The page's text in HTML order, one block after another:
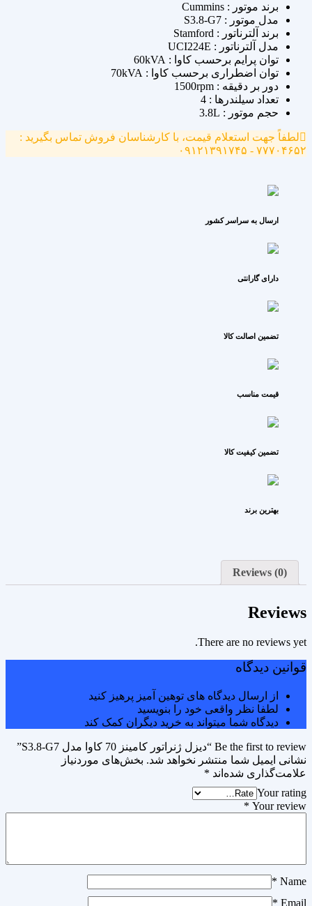
برند موتور : Cummins
مدل موتور : S3.8-G7
برند آلترناتور : Stamford
مدل آلترناتور : UCI224E
توان پرایم برحسب کاوا : 60kVA
توان اضطراری برحسب کاوا : 70kVA
دور بر دقیقه : 1500rpm
تعداد سیلندرها : 4
حجم موتور : 3.8L
لطفاً جهت استعلام قیمت، با کارشناسان فروش تماس بگیرید :
۷۷۷۰۴۶۵۲ - ۰۹۱۲۱۳۹۱۷۴۵
ارسال به سراسر کشور
دارای گارانتی
تضمین اصالت کالا
قیمت مناسب
تضمین کیفیت کالا
بهترین برند
Reviews (0)
Reviews
There are no reviews yet.
قوانین دیدگاه
از ارسال دیدگاه های توهین آمیز پرهیز کنید
لطفا نظر واقعی خود را بنویسید
دیدگاه شما میتواند به خرید دیگران کمک کند
Be the first to review “دیزل ژنراتور کامینز 70 کاوا مدل S3.8-G7”
نشانی ایمیل شما منتشر نخواهد شد. بخش‌های موردنیاز
علامت‌گذاری شده‌اند *
Your rating
Your review
*
Name
*
Email
*